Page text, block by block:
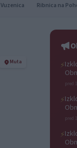
Vuzenica Ribnica na
Muta
⚡
pred
⚡
pred
⚡